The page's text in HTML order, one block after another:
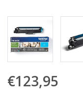
€123,95